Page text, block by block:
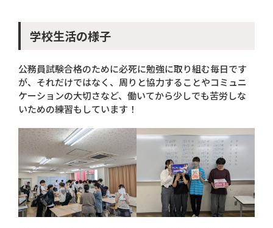
学校生活の様子
公務員試験合格のために必死に勉強に取り組む毎日です
が、それだけではなく、周りと協力することやコミュニ
ケーションの大切さなど、働いてから少しでも苦労しな
いための練習もしています！